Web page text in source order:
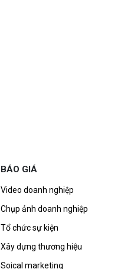
BÁO GIÁ
Video doanh nghiệp
Chụp ảnh doanh nghiệp
Tổ chức sự kiện
Xây dựng thương hiệu
Soical marketing